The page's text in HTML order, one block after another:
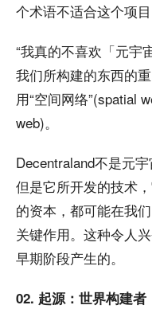
个术语不适合这个项目
“我真的不喜欢「元宇
我们所构建的东西的
用“空间网络”(spatial
web)。
Decentraland不是元
但是它所开发的技术
的资本，都可能在我
关键作用。这种令人
早期阶段产生的。
02. 起源：世界构建者